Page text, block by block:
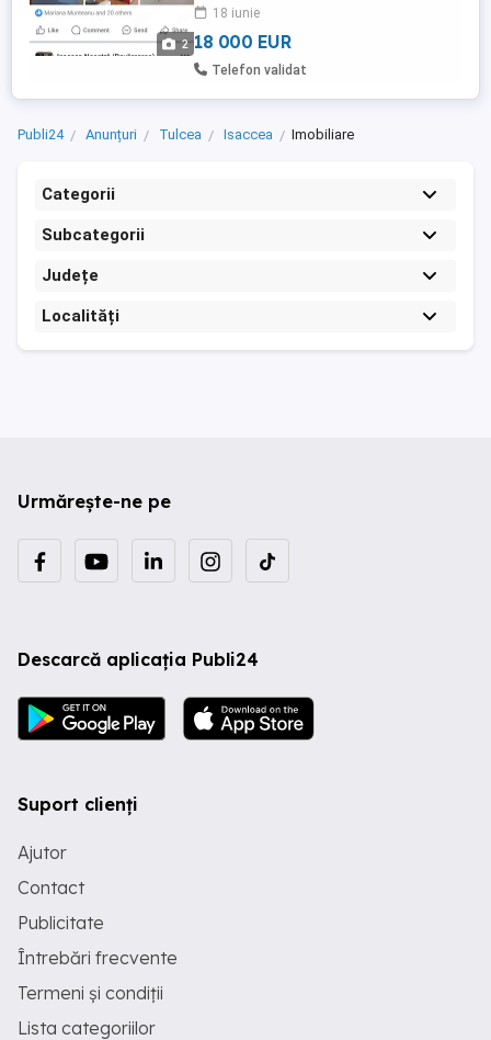
2
18 iunie
18 000 EUR
Telefon validat
Publi24 Anunțuri Tulcea Isaccea Imobiliare
Categorii
Subcategorii
Județe
Localități
Urmărește-ne pe
Descarcă aplicația Publi24
Suport clienți
Ajutor
Contact
Publicitate
Întrebări frecvente
Termeni și condiții
Lista categoriilor